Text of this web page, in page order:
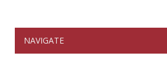
NAVIGATE